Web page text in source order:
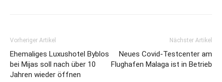
Vorheriger Artikel
Ehemaliges Luxushotel Byblos
bei Mijas soll nach über 10
Jahren wieder öffnen
Nächster Artikel
Neues Covid-Testcenter am
Flughafen Malaga ist in Betrieb